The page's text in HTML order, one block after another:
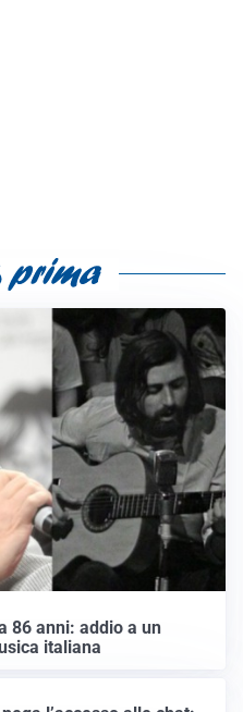
86 anni: addio a un
italiana